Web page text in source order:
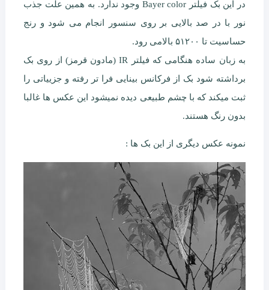
در این بک فیلتر Bayer color وجود ندارد. به همین علت جذب
نور با در صد بالایی بر روی سنسور انجام می شود و رنج
حساسیت تا ۵۱۲۰۰ بالامی رود.
به زبان ساده هنگامی که فیلتر IR (مادون قرمز) از روی بک
برداشته شود بک از فرکانس بینایی فرا تر رفته و جزییاتی را
ثبت میکند که با چشم طبیعی دیده نمیشود این عکس ها غالبا
بدون رنگ هستند.
نمونه عکس دیگری از این بک ها :